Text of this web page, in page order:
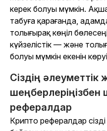
керек болуы мүмкін.
табуға қарағанда,
толығырақ көңіл
күйзелістік — және
болуы мүмкін екенін
Сіздің әлеуметтік
шеңберлеріңізбен
рефералдар
Крипто рефералдар